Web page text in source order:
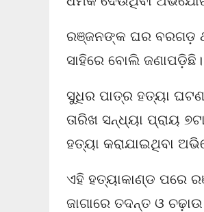
ରଞ୍ଜନଙ୍କ ଘର ବରଗଡ଼
ସାହିରେ ବୋଲି ଜଣାପଡ଼ିଛି।
ସୁଧିର ପାତ୍ର ହତ୍ୟା
ତାରିଖ ସନ୍ଧ୍ୟା ପ୍ରାୟ
ହତ୍ୟା କରାଯାଇଥିବା
ଏହି ହତ୍ୟାକାଣ୍ଡ ପରେ
ଜାଗାରେ ତଦନ୍ତ ଓ